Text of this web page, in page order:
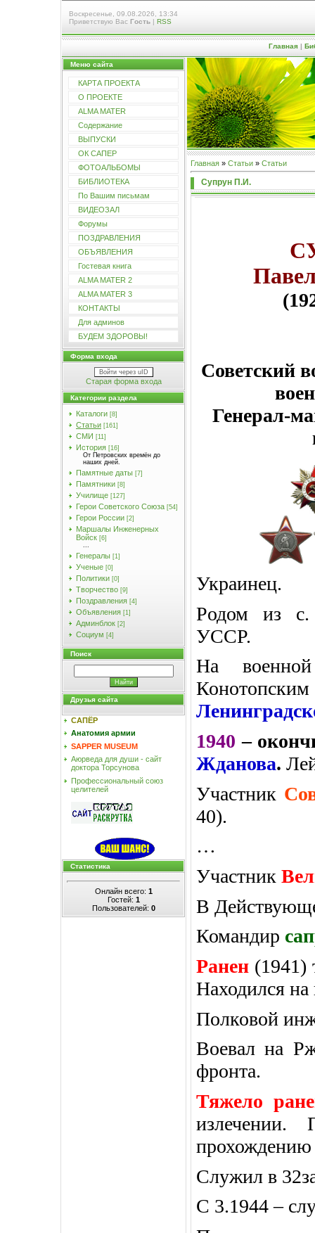
Воскресенье, 09.08.2026, 13:34
Приветствую Вас Гость | RSS
Главная|
Меню сайта
КАРТА ПРОЕКТА
О ПРОЕКТЕ
ALMA MATER
Содержание
ВЫПУСКИ
ОК САПЕР
ФОТОАЛЬБОМЫ
БИБЛИОТЕКА
По Вашим письмам
ВИДЕОЗАЛ
Форумы
ПОЗДРАВЛЕНИЯ
ОБЪЯВЛЕНИЯ
Гостевая книга
ALMA MATER 2
ALMA MATER 3
КОНТАКТЫ
Для админов
БУДЕМ ЗДОРОВЫ!
Форма входа
Войти через uID
Старая форма входа
Категории раздела
Каталоги [8]
Статьи [161]
СМИ [11]
История [16]
От Петровских времён до
наших дней.
Памятные даты [7]
Памятники [8]
Училищe [127]
Герои Советского Союза [54]
Герои России [2]
Маршалы Инженерных
Войск [6]
...
Генералы [1]
Ученые [0]
Политики [0]
Творчество [9]
Поздравления [4]
Объявления [1]
Админблок [2]
Социум [4]
Поиск
Друзья сайта
САПЁР
Анатомия армии
SAPPER MUSEUM
Аюрведа для души - сайт
доктора Торсунова
Профессиональный союз
целителей
Статистика
Онлайн всего: 1
Гостей: 1
Пользователей: 0
Главная » Статьи » Статьи
Супрун П.И.
Советский
Генерал-
Украинец.
Родом из с.
УССР.
На
1940 –
Жданова.
Участник
40).
…
Участник
В
Командир
Ранен (1941)
Находился на
Полковой
Воевал на
фронта.
Тяжело
излечении.
Служил в
С 3.1944 –